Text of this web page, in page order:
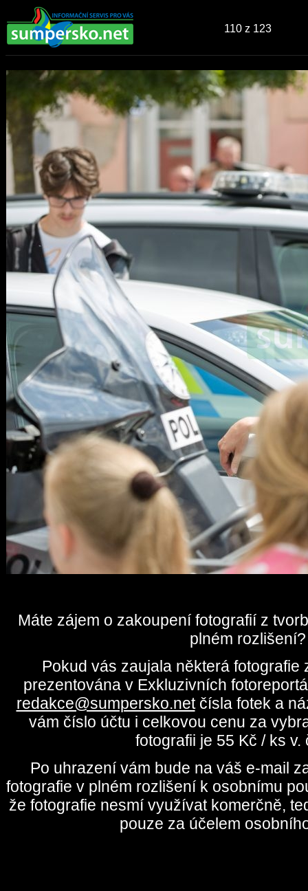
110z 123
Máte zájem o zakoupení fotografií z
plném rozlišení?
Pokud vás zaujala některá fotografie
prezentována v Exkluzivních
redakce@sumpersko.netčísla fotek a
vám číslo účtu i celkovou cenu za
fotografii je 55 Kč / ks v.
Po uhrazení vám bude na váš e-mail
fotografie v plném rozlišení k osobnímu
že fotografie nesmí využívat komerčně,
pouze za účelem